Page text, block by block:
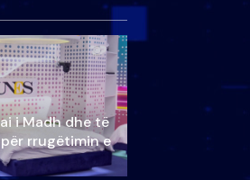
i Madh dhe të
rrugëtimin e